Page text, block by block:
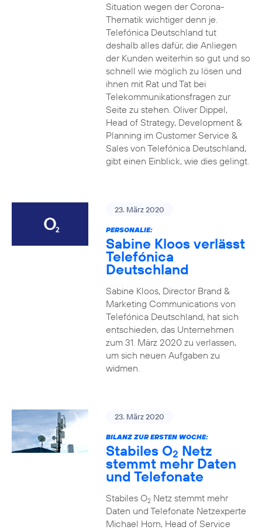
Situation wegen der Corona-
Thematik wichtiger denn je.
Telefónica Deutschland tut
deshalb alles dafür, die Anliegen
der Kunden weiterhin so gut und so
schnell wie möglich zu lösen und
ihnen mit Rat und Tat bei
Telekommunikationsfragen zur
Seite zu stehen. Oliver Dippel,
Head of Strategy, Development &
Planning im Customer Service &
Sales von Telefónica Deutschland,
gibt einen Einblick, wie dies gelingt.
23. März 2020
PERSONALIE:
Sabine Kloos verlässt
Telefónica
Deutschland
Sabine Kloos, Director Brand &
Marketing Communications von
Telefónica Deutschland, hat sich
entschieden, das Unternehmen
zum 31. März 2020 zu verlassen,
um sich neuen Aufgaben zu
widmen.
23. März 2020
BILANZ ZUR ERSTEN WOCHE:
Stabiles O2 Netz
stemmt mehr Daten
und Telefonate
Stabiles O2Netz stemmt mehr
Daten und Telefonate Netzexperte
Michael Horn, Head of Service